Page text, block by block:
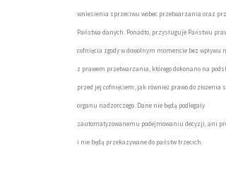
wniesienia sprzeciwu wobec przetwarzania oraz
Państwa danych. Ponadto, przysługuje Państwu
cofnięcia zgody w dowolnym momencie bez wpływu
z prawem przetwarzania, którego dokonano na
przed jej cofnięciem, jak również prawo do złożenia
organu nadzorczego. Dane nie będą podlegały
zautomatyzowanemu podejmowaniu decyzji, ani
i nie będą przekazywane do państw trzecich.